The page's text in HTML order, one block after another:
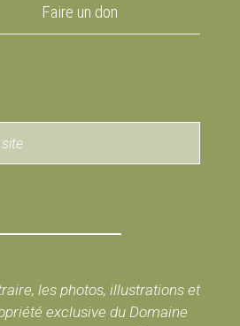
Faire un don
les photos, illustrations et
exclusive du Domaine